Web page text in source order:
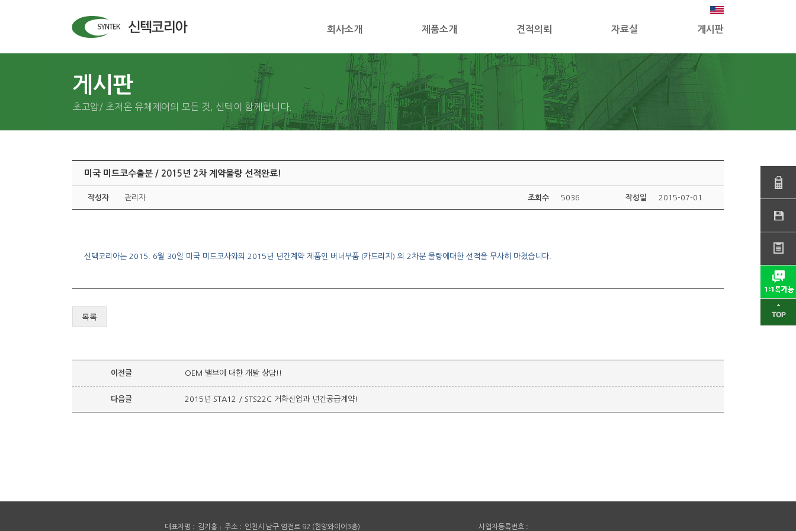
회사소개 제품소개 견적의뢰 자료실 게시판
게시판
초고압/ 초저온 유체제어의 모든 것, 신텍이 함께합니다.
미국 미드코수출분 / 2015년 2차 계약물량 선적완료!
작성자 관리자 조회수 5036 작성일 2015-07-01
신텍코리아는 2015. 6월 30일 미국 미드코사와의 2015년 년간계약 제품인 버너부품 (카드리지) 의 2차분 물량에대한 선적을 무사히 마쳤습니다.
목록
이전글 OEM 밸브에 대한 개발 상담!!
다음글 2015년 STA12 / STS22C 거화산업과 년간공급계약!
대표자명 김기홍 주소 인천시 남구 염전로 92 (한양와이어3층) 사업자등록번호